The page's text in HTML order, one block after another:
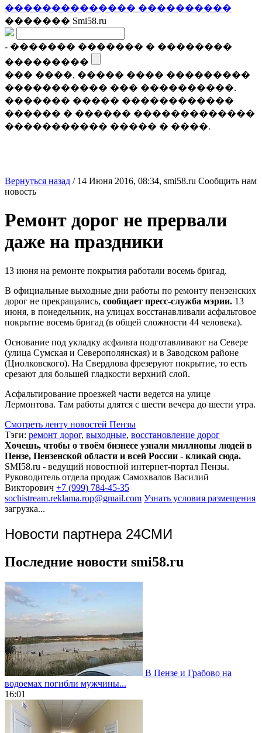
�������������� ����������
������� Smi58.ru
- ������� ������� � ��������
���������
��� ����, ����� ���� ���������
����������� ��� ����������.
������� ����� ������������
������ � ������ �������������
����������� ����� � ����.
Вернуться назад / 14 Июня 2016, 08:34, smi58.ru Сообщить нам
новость
Ремонт дорог не прервали
даже на праздники
13 июня на ремонте покрытия работали восемь бригад.
В официальные выходные дни работы по ремонту пензенских
дорог не прекращались, сообщает пресс-служба мэрии. 13
июня, в понедельник, на улицах восстанавливали асфальтовое
покрытие восемь бригад (в общей сложности 44 человека).
Основание под укладку асфальта подготавливают на Севере
(улица Сумская и Северополянская) и в Заводском районе
(Циолковского). На Свердлова фрезеруют покрытие, то есть
срезают для большей гладкости верхний слой.
Асфальтирование проезжей части ведется на улице
Лермонтова. Там работы длятся с шести вечера до шести утра.
Смотреть ленту новостей Пензы
Тэги: ремонт дорог, выходные, восстановление дорог
Хочешь, чтобы о твоём бизнесе узнали миллионы людей в
Пензе, Пензенской области и всей России - кликай сюда.
SMI58.ru - ведущий новостной интернет-портал Пензы.
Руководитель отдела продаж Самохвалов Василий
Викторович +7 (999) 784-45-35
sochistream.reklama.rop@gmail.com Узнать условия размещения
загрузка...
Новости партнера 24СМИ
Последние новости smi58.ru
В Пензе и Грабово на
водоемах погибли мужчины...
16:01